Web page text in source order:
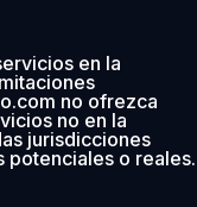
en la
no ofrezca
no en la
jurisdicciones
potenciales o reales.